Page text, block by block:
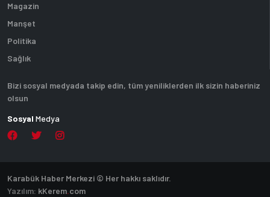
Magazin
Manşet
Politika
Sağlık
Bizi sosyal medyada takip edin, tüm yeniliklerden ilk sizin haberiniz
olsun
Sosyal Medya
Karabük Haber Merkezi © Her hakkı saklıdır.
Yazılım: kKerem.com